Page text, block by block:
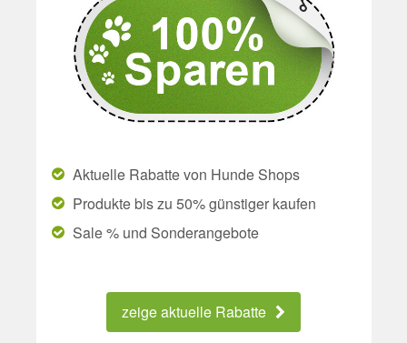
Aktuelle Rabatte von Hunde Shops
Produkte bis zu 50% günstiger kaufen
Sale % und Sonderangebote
zeige aktuelle Rabatte